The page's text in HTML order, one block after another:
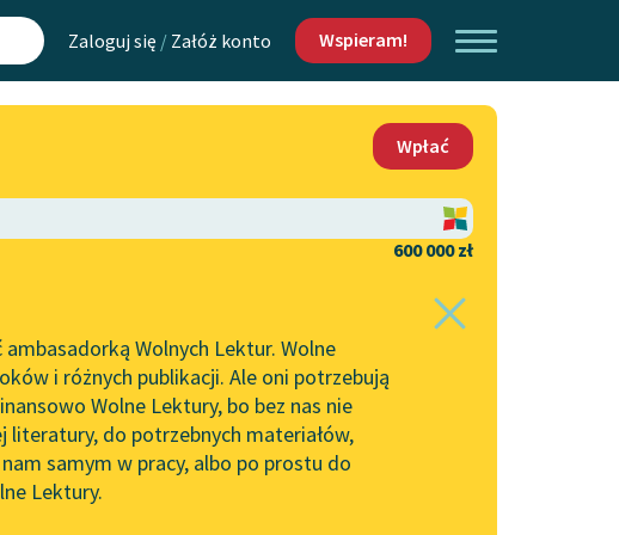
Zaloguj się / Załóż konto Wspieram!
Wolnych Lektur
Wolnych Lektur
Kontakt
O projekcie
Zasady wykorzystania
Wolnych Lektur
Logotypy
Materiały promocyjne
Wpłać
600 000 zł
Wolnych Lektur. Wolne
i różnych publikacji. Ale oni potrzebują
Wolne Lektury, bo bez nas nie
literatury, do potrzebnych materiałów,
samym w pracy, albo po prostu do
Lektury.